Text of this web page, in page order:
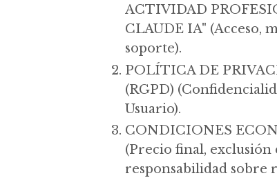
ACTIVIDAD
CLAUDE IA" (Acceso,
soporte).
POLÍTICA DE
(RGPD)
Usuario).
CONDICIONES
(Precio final, exclusión
responsabilidad sobre